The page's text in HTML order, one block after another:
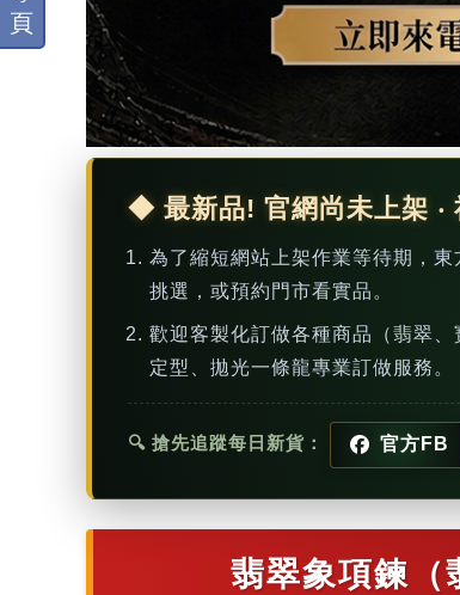
◆ 最新品! 官網尚未上架
為了縮短網站上架作業等待期，
挑選，或預約門市看實品。
歡迎客製化訂做各種商品（翡翠
定型、拋光一條龍專業訂做服務。
🔍 搶先追蹤每日新貨： 官方FB
翡翠象項鍊（
頁